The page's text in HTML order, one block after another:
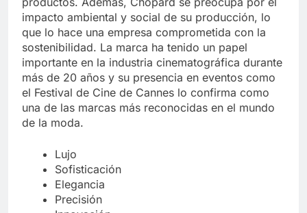
impacto ambiental y social de su producción, lo
que lo hace una empresa comprometida con la
sostenibilidad. La marca ha tenido un papel
importante en la industria cinematográfica durante
más de 20 años y su presencia en eventos como
el Festival de Cine de Cannes lo confirma como
una de las marcas más reconocidas en el mundo
de la moda.
Lujo
Sofisticación
Elegancia
Precisión